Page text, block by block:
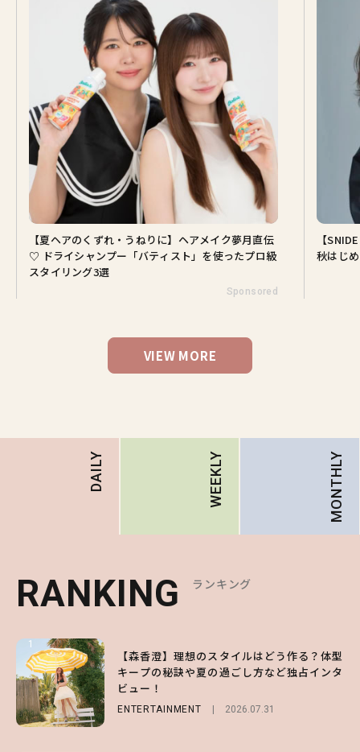
【夏ヘアのくずれ・うねりに】ヘアメイク夢月直伝
♡ ドライシャンプー「バティスト」を使ったプロ級
スタイリング3選
Sponsored
【
秋はじ
VIEW MORE
DAILY WEEKLY MONTHLY
RANKING ランキング
1
【森香澄】理想のスタイルはどう作る？体型
キープの秘訣や夏の過ごし方など独占インタ
ビュー！
ENTERTAINMENT 2026.07.31
RANKING ランキング
1
【ハローキティ】がスシローと初コラボ♡
第1弾の気になるメニュー＆限定グッズを総
チェック！
LIFESTYLE 2026.07.31
RANKING ランキング
1
【SNIDEL】長濱ねるとロマンティックトラ
ッドな秋はじめ｜2026秋の新作コーデ4選